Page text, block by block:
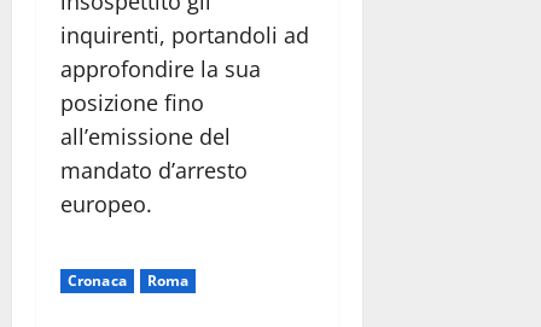
inquirenti, portandoli ad
approfondire la sua
posizione fino
all’emissione del
mandato d’arresto
europeo.
Cronaca Roma